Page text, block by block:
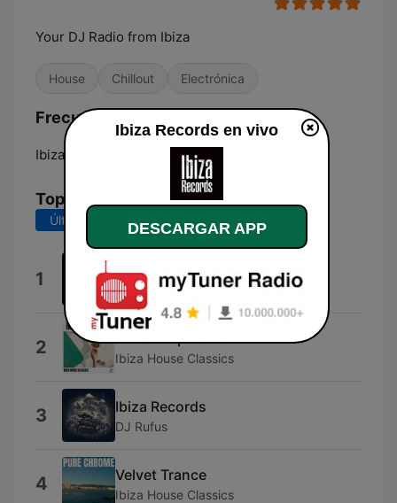
Your DJ Radio from Ibiza
House Chillout Electrónica
Frecuencias Ibiza Records:
Ibiza:
Top Canciones
Últimos 7 días Últimos 30 días
1 Ibiza Tech House
House
2 Ibiza Deep House
Ibiza House Classics
3 Ibiza Records
DJ Rufus
4 Velvet Trance
Ibiza House Classics
Ibiza Records en vivo
DESCARGAR APP